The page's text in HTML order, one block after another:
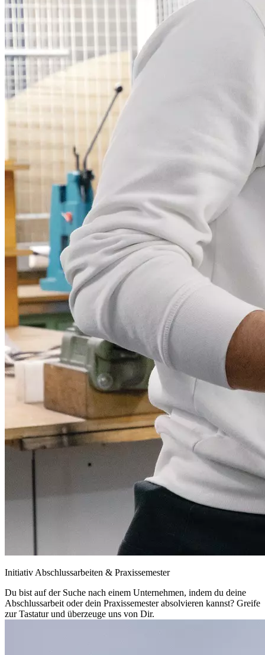
Initiativ Abschlussarbeiten & Praxissemester
Du bist auf der Suche nach einem Unternehmen, indem du deine
Abschlussarbeit oder dein Praxissemester absolvieren kannst? Greife
zur Tastatur und überzeuge uns von Dir.